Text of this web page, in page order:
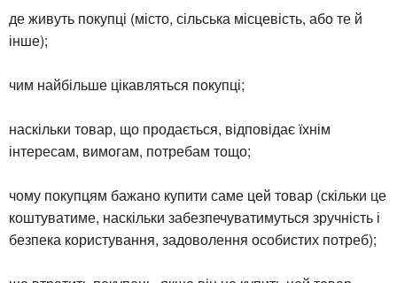
де живуть покупці (місто, сільська місцевість, або те й
інше);
чим найбільше цікавляться покупці;
наскільки товар, що продається, відповідає їхнім
інтересам, вимогам, потребам тощо;
чому покупцям бажано купити саме цей товар (скільки це
коштуватиме, наскільки забезпечуватимуться зручність і
безпека користування, задоволення особистих потреб);